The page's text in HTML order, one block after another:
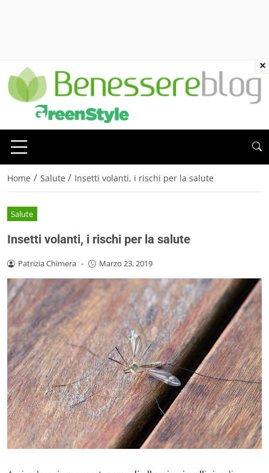
Home / Salute / Insetti volanti, i rischi per la salute
Salute
Insetti volanti, i rischi per la salute
Patrizia Chimera - Marzo 23, 2019
×